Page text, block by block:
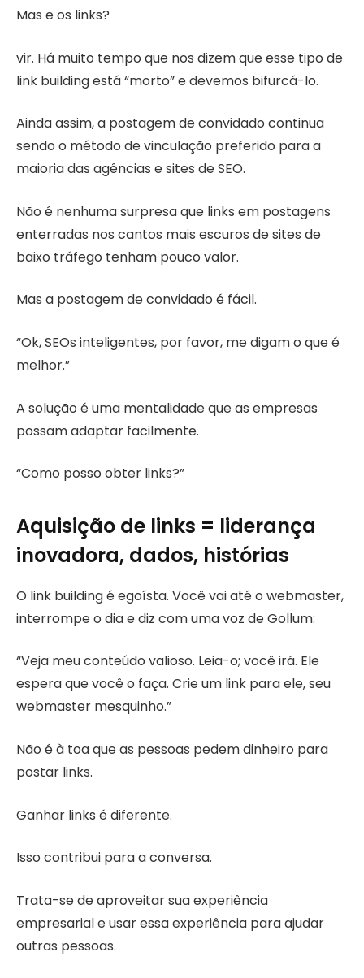
Mas e os links?
vir. Há muito tempo que nos dizem que esse tipo de
link building está “morto” e devemos bifurcá-lo.
Ainda assim, a postagem de convidado continua
sendo o método de vinculação preferido para a
maioria das agências e sites de SEO.
Não é nenhuma surpresa que links em postagens
enterradas nos cantos mais escuros de sites de
baixo tráfego tenham pouco valor.
Mas a postagem de convidado é fácil.
“Ok, SEOs inteligentes, por favor, me digam o que é
melhor.”
A solução é uma mentalidade que as empresas
possam adaptar facilmente.
“Como posso obter links?”
Aquisição de links = liderança
inovadora, dados, histórias
O link building é egoísta. Você vai até o webmaster,
interrompe o dia e diz com uma voz de Gollum:
“Veja meu conteúdo valioso. Leia-o; você irá. Ele
espera que você o faça. Crie um link para ele, seu
webmaster mesquinho.”
Não é à toa que as pessoas pedem dinheiro para
postar links.
Ganhar links é diferente.
Isso contribui para a conversa.
Trata-se de aproveitar sua experiência
empresarial e usar essa experiência para ajudar
outras pessoas.